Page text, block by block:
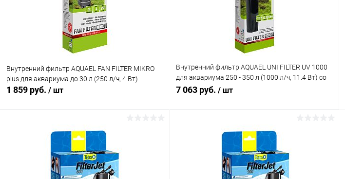
В наличии
Внутренний фильтр AQUAEL FAN FILTER MIKRO
plus для аквариума до 30 л (250 л/ч, 4 Вт)
1 859 руб. / шт
В корзину
Купить в 1 клик Сравнение
В избранное В наличии
Внутренний фильтр AQUAEL UNI FILTER UV 1000
для аквариума 250 - 350 л (1000 л/ч, 11.4 Вт) со
стерилизатором
7 063 руб. / шт
В корзину
Купить в 1 клик Сравнение
В наличии